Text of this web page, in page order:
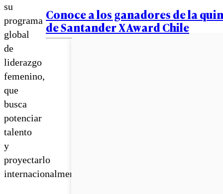
su
programa
global
de
liderazgo
femenino,
que
busca
potenciar
talento
y
proyectarlo
internacionalmente
Conoce a los ganadores de la
de Santander X Award Chile